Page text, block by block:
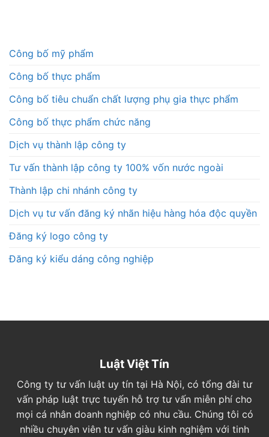
Công bố mỹ phẩm
Công bố thực phẩm
Công bố tiêu chuẩn chất lượng phụ gia thực phẩm
Công bố thực phẩm chức năng
Dịch vụ thành lập công ty
Tư vấn thành lập công ty 100% vốn nước ngoài
Thành lập chi nhánh công ty
Dịch vụ tư vấn đăng ký nhãn hiệu hàng hóa độc quyền
Đăng ký logo công ty
Đăng ký kiểu dáng công nghiệp
Luật Việt Tín
Công ty tư vấn luật uy tín tại Hà Nội, có tổng đài tư
vấn pháp luật trực tuyến hỗ trợ tư vấn miễn phí cho
mọi cá nhân doanh nghiệp có nhu cầu. Chúng tôi có
nhiều chuyên viên tư vấn giàu kinh nghiệm với tinh